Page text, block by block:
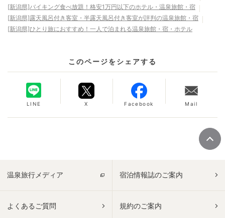
[新潟県]バイキング食べ放題！格安1万円以下のホテル・温泉旅館・宿
[新潟県]露天風呂付き客室・半露天風呂付き客室が評判の温泉旅館・宿
[新潟県]ひとり旅におすすめ！一人で泊まれる温泉旅館・宿・ホテル
このページをシェアする
LINE X Facebook Mail
温泉旅行メディア 宿泊情報誌のご案内
よくあるご質問 規約のご案内